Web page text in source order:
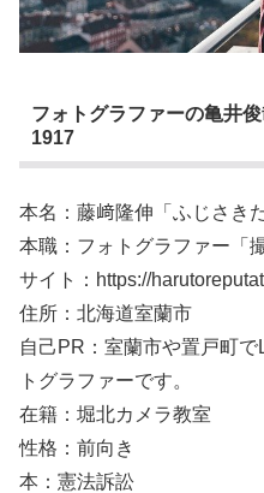
フォトグラファーの亀井
1917
本名：藤﨑隆伸「ふじさき
本職：フォトグラファー「撮
サイト：https://
住所：北海道室蘭市
自己PR：室蘭市や置戸町
トグラファーです。
在籍：堀北カメラ教室
性格：前向き
本：憲法訴訟